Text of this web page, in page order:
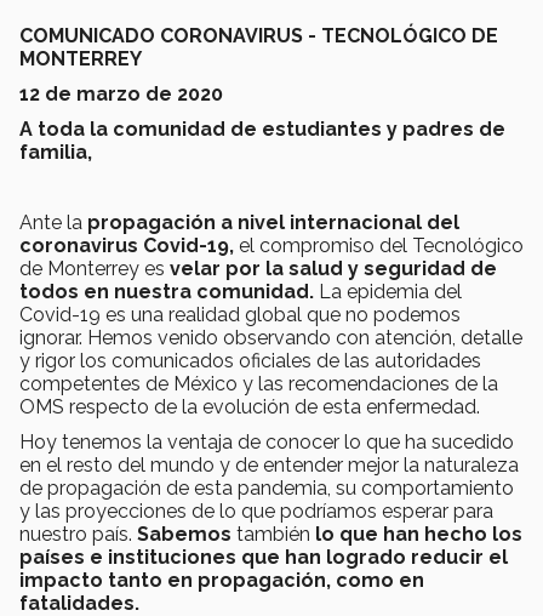
COMUNICADO CORONAVIRUS - TECNOLÓGICO DE
MONTERREY
12 de marzo de 2020
A toda la comunidad de estudiantes y padres de
familia,
Ante la propagación a nivel internacional del
coronavirus Covid-19, el compromiso del Tecnológico
de Monterrey es velar por la salud y seguridad de
todos en nuestra comunidad. La epidemia del
Covid-19 es una realidad global que no podemos
ignorar. Hemos venido observando con atención, detalle
y rigor los comunicados oficiales de las autoridades
competentes de México y las recomendaciones de la
OMS respecto de la evolución de esta enfermedad.
Hoy tenemos la ventaja de conocer lo que ha sucedido
en el resto del mundo y de entender mejor la naturaleza
de propagación de esta pandemia, su comportamiento
y las proyecciones de lo que podríamos esperar para
nuestro país. Sabemos también lo que han hecho los
países e instituciones que han logrado reducir el
impacto tanto en propagación, como en
fatalidades.